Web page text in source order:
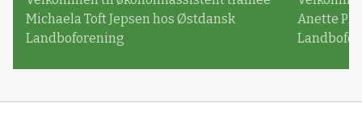
Michaela Toft Jepsen hos Østdansk
Landboforening
Anette